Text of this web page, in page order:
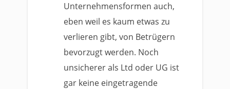
Unternehmensformen auch,
eben weil es kaum etwas zu
verlieren gibt, von Betrügern
bevorzugt werden. Noch
unsicherer als Ltd oder UG ist
gar keine eingetragende